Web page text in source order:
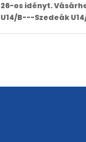
26-os idényt.
U14/B---Szedeák